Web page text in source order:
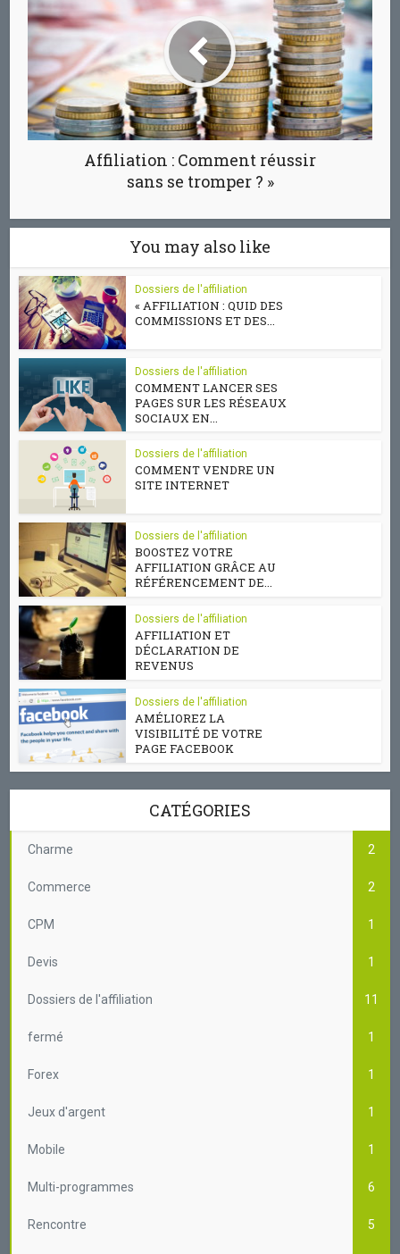
Affiliation : Comment réussir
sans se tromper ? »
You may also like
Dossiers de l'affiliation
« AFFILIATION : QUID DES
COMMISSIONS ET DES...
Dossiers de l'affiliation
COMMENT LANCER SES
PAGES SUR LES RÉSEAUX
SOCIAUX EN...
Dossiers de l'affiliation
COMMENT VENDRE UN
SITE INTERNET
Dossiers de l'affiliation
BOOSTEZ VOTRE
AFFILIATION GRÂCE AU
RÉFÉRENCEMENT DE...
Dossiers de l'affiliation
AFFILIATION ET
DÉCLARATION DE
REVENUS
Dossiers de l'affiliation
AMÉLIOREZ LA
VISIBILITÉ DE VOTRE
PAGE FACEBOOK
CATÉGORIES
Charme 2
Commerce 2
CPM 1
Devis 1
Dossiers de l'affiliation 11
fermé 1
Forex 1
Jeux d'argent 1
Mobile 1
Multi-programmes 6
Rencontre 5